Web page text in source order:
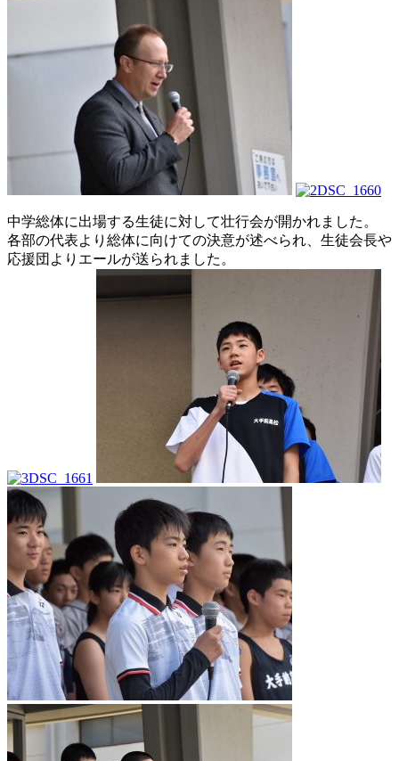
中学総体に出場する生徒に対して壮行会が開かれました。
各部の代表より総体に向けての決意が述べられ、生徒会長や
応援団よりエールが送られました。